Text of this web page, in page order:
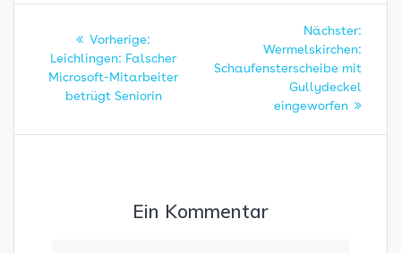
Beitragsnavigation
Vorherige:
Beitrag:
Leichlingen: Falscher
Microsoft-Mitarbeiter
betrügt Seniorin
Nächster:
Wermelskirchen:
Schaufensterscheibe mit
Gullydeckel
eingeworfen
Ein Kommentar